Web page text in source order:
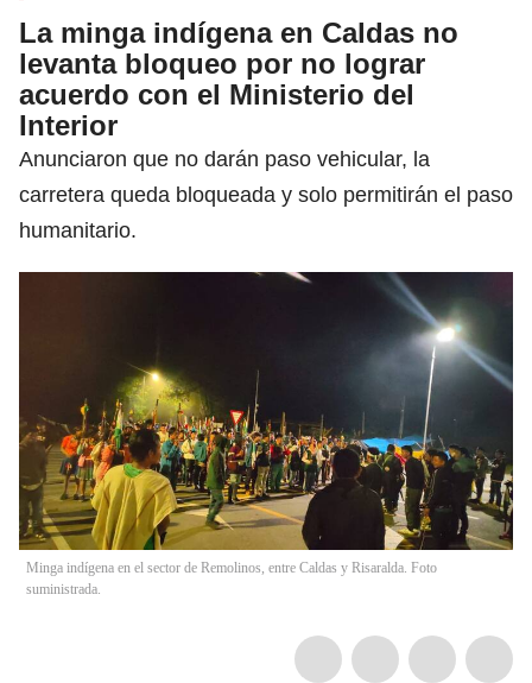
La minga indígena en Caldas no
levanta bloqueo por no lograr
acuerdo con el Ministerio del
Interior
Anunciaron que no darán paso vehicular, la
carretera queda bloqueada y solo permitirán el paso
humanitario.
Minga indígena en el sector de Remolinos, entre Caldas y Risaralda. Foto
suministrada.